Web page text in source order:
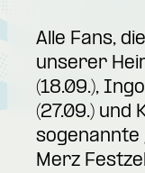
Alle Fans,
unserer
(18.09.),
(27.09.) und
sogenannte
Merz